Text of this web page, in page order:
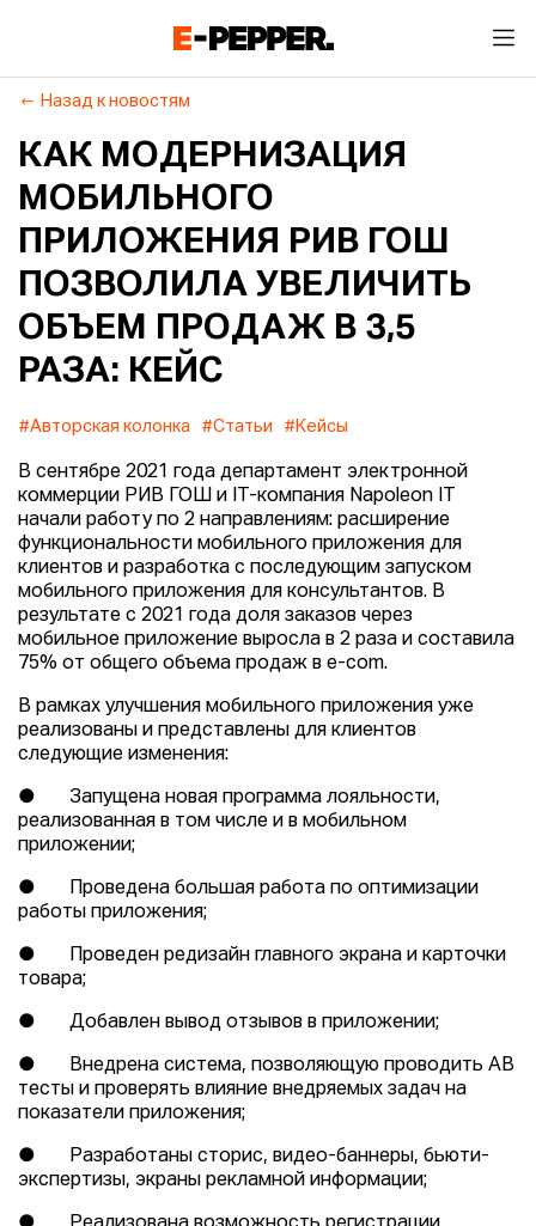
Назад к новостям
КАК МОДЕРНИЗАЦИЯ
МОБИЛЬНОГО
ПРИЛОЖЕНИЯ РИВ ГОШ
ПОЗВОЛИЛА УВЕЛИЧИТЬ
ОБЪЕМ ПРОДАЖ В 3,5
РАЗА: КЕЙС
#Авторская колонка #Статьи #Кейсы
В сентябре 2021 года департамент электронной
коммерции РИВ ГОШ и IT-компания Napoleon IT
начали работу по 2 направлениям: расширение
функциональности мобильного приложения для
клиентов и разработка с последующим запуском
мобильного приложения для консультантов. В
результате с 2021 года доля заказов через
мобильное приложение выросла в 2 раза и составила
75% от общего объема продаж в e-com.
В рамках улучшения мобильного приложения уже
реализованы и представлены для клиентов
следующие изменения:
● Запущена новая программа лояльности,
реализованная в том числе и в мобильном
приложении;
● Проведена большая работа по оптимизации
работы приложения;
● Проведен редизайн главного экрана и карточки
товара;
● Добавлен вывод отзывов в приложении;
● Внедрена система, позволяющую проводить АB
тесты и проверять влияние внедряемых задач на
показатели приложения;
● Разработаны сторис, видео-баннеры, бьюти-
экспертизы, экраны рекламной информации;